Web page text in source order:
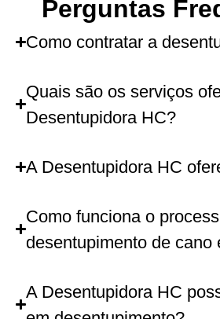
Perguntas
Como contratar a
Quais são os serviços
Desentupidora HC?
A Desentupidora HC
Como funciona o
desentupimento de cano
A Desentupidora HC